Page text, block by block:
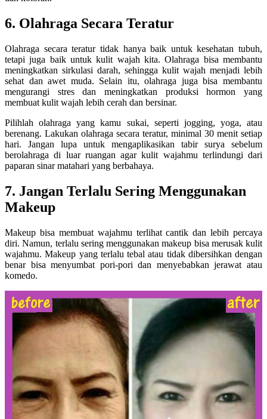
6. Olahraga Secara Teratur
Olahraga secara teratur tidak hanya baik untuk kesehatan tubuh,
tetapi juga baik untuk kulit wajah kita. Olahraga bisa membantu
meningkatkan sirkulasi darah, sehingga kulit wajah menjadi lebih
sehat dan awet muda. Selain itu, olahraga juga bisa membantu
mengurangi stres dan meningkatkan produksi hormon yang
membuat kulit wajah lebih cerah dan bersinar.
Pilihlah olahraga yang kamu sukai, seperti jogging, yoga, atau
berenang. Lakukan olahraga secara teratur, minimal 30 menit setiap
hari. Jangan lupa untuk mengaplikasikan tabir surya sebelum
berolahraga di luar ruangan agar kulit wajahmu terlindungi dari
paparan sinar matahari yang berbahaya.
7. Jangan Terlalu Sering Menggunakan
Makeup
Makeup bisa membuat wajahmu terlihat cantik dan lebih percaya
diri. Namun, terlalu sering menggunakan makeup bisa merusak kulit
wajahmu. Makeup yang terlalu tebal atau tidak dibersihkan dengan
benar bisa menyumbat pori-pori dan menyebabkan jerawat atau
komedo.